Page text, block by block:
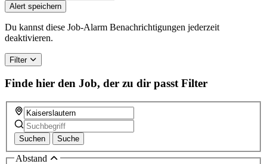
Alert speichern
Du kannst diese Job-Alarm Benachrichtigungen jederzeit
deaktivieren.
Filter
Finde hier den Job, der zu dir passt Filter
Suchen Suche
Abstand